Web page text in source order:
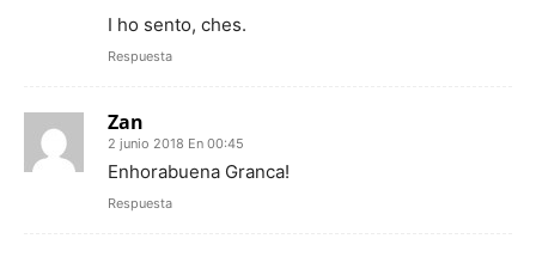
I ho sento, ches.
Respuesta
Zan
2 junio 2018 En 00:45
Enhorabuena Granca!
Respuesta